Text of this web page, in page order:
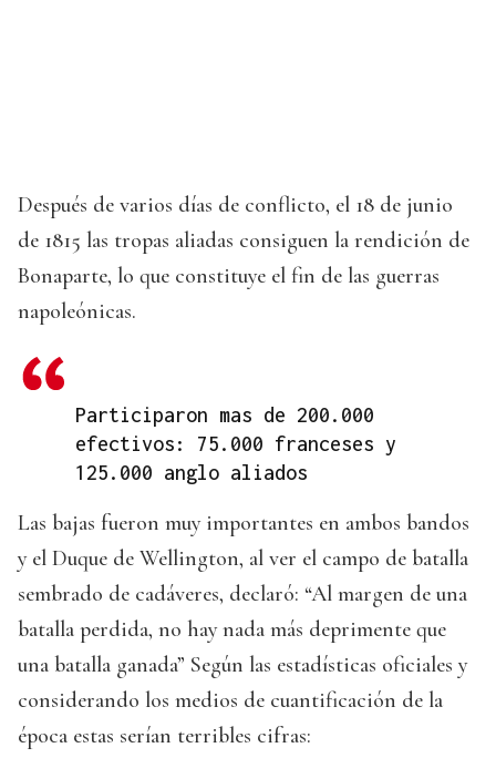
Después de varios días de conflicto, el 18 de junio
de 1815 las tropas aliadas consiguen la rendición de
Bonaparte, lo que constituye el fin de las guerras
napoleónicas.
Participaron mas de 200.000
efectivos: 75.000 franceses y
125.000 anglo aliados
Las bajas fueron muy importantes en ambos bandos
y el Duque de Wellington, al ver el campo de batalla
sembrado de cadáveres, declaró: “Al margen de una
batalla perdida, no hay nada más deprimente que
una batalla ganada” Según las estadísticas oficiales y
considerando los medios de cuantificación de la
época estas serían terribles cifras: